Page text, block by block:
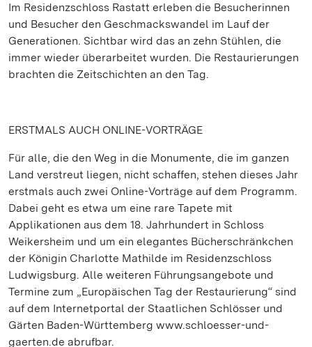
Im Residenzschloss Rastatt erleben die Besucherinnen
und Besucher den Geschmackswandel im Lauf der
Generationen. Sichtbar wird das an zehn Stühlen, die
immer wieder überarbeitet wurden. Die Restaurierungen
brachten die Zeitschichten an den Tag.
ERSTMALS AUCH ONLINE-VORTRÄGE
Für alle, die den Weg in die Monumente, die im ganzen
Land verstreut liegen, nicht schaffen, stehen dieses Jahr
erstmals auch zwei Online-Vorträge auf dem Programm.
Dabei geht es etwa um eine rare Tapete mit
Applikationen aus dem 18. Jahrhundert in Schloss
Weikersheim und um ein elegantes Bücherschränkchen
der Königin Charlotte Mathilde im Residenzschloss
Ludwigsburg. Alle weiteren Führungsangebote und
Termine zum „Europäischen Tag der Restaurierung“ sind
auf dem Internetportal der Staatlichen Schlösser und
Gärten Baden-Württemberg www.schloesser-und-
gaerten.de abrufbar.